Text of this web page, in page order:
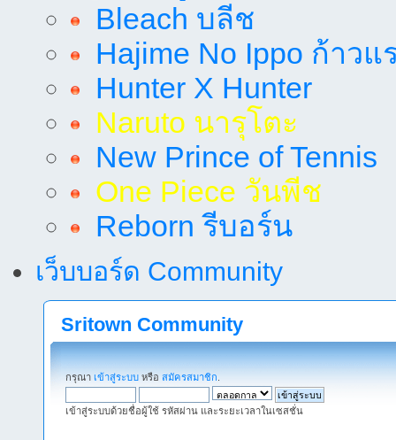
Bleach บลีช
Hajime No Ippo ก้าวแ
Hunter X Hunter
Naruto นารุโตะ
New Prince of Tennis
One Piece วันพีช
Reborn รีบอร์น
เว็บบอร์ด Community
Sritown Community
กรุณา เข้าสู่ระบบ หรือ สมัครสมาชิก
เข้าสู่ระบบด้วยชื่อผู้ใช้ รหัสผ่าน และระยะเวลาในเซสชั่น